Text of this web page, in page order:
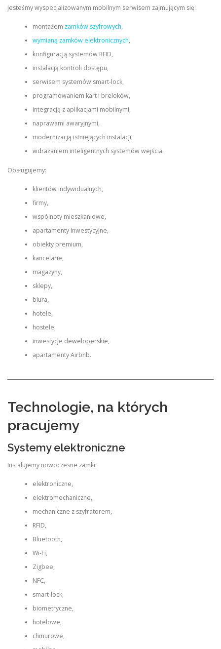
Jesteśmy wyspecjalizowanym mobilnym serwisem zajmującym się:
montażem zamków szyfrowych,
wymianą zamków elektronicznych,
konfiguracją systemów RFID,
instalacją kontroli dostępu,
serwisem systemów smart-lock,
programowaniem kart i breloków,
integracją z aplikacjami mobilnymi,
naprawami awaryjnymi,
modernizacją istniejących instalacji,
wdrażaniem inteligentnych systemów wejścia.
Obsługujemy:
klientów indywidualnych,
firmy,
wspólnoty mieszkaniowe,
apartamenty inwestycyjne,
obiekty premium,
kancelarie,
magazyny,
sklepy,
biura,
hotele,
hostele,
inwestycje deweloperskie,
apartamenty Airbnb.
Technologie, na których
pracujemy
Systemy elektroniczne
Instalujemy nowoczesne zamki:
elektroniczne,
elektromechaniczne,
mechaniczne z szyfratorem,
RFID,
Bluetooth,
Wi-Fi,
Zigbee,
NFC,
smart-lock,
biometryczne,
hotelowe,
chmurowe,